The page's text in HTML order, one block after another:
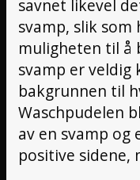
savnet likevel
svamp, slik som
muligheten til å
svamp er
bakgrunnen til
Waschpudelen
av en svamp og
positive sidene,